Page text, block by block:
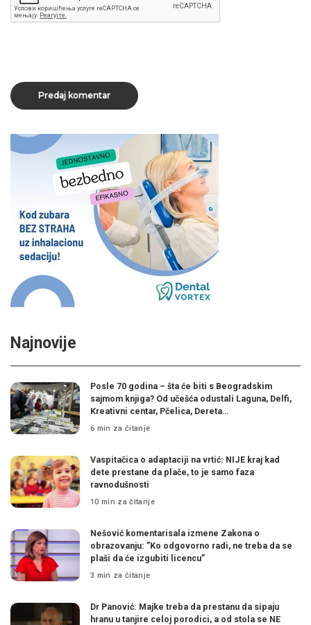
Najnovije
Posle 70 godina – šta će biti s Beogradskim
sajmom knjiga? Od učešća odustali Laguna, Delfi,
Kreativni centar, Pčelica, Dereta…
6 min za čitanje
Vaspitačica o adaptaciji na vrtić: NIJE kraj kad
dete prestane da plače, to je samo faza
ravnodušnosti
10 min za čitanje
Nešović komentarisala izmene Zakona o
obrazovanju: ”Ko odgovorno radi, ne treba da se
plaši da će izgubiti licencu”
3 min za čitanje
Dr Panović: Majke treba da prestanu da sipaju
hranu u tanjire celoj porodici, a od stola se NE